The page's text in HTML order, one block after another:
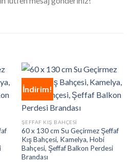
İndirim!
ŞEFFAF KIŞ BAHÇESI
60 x 130 cm Su Geçirmez Şeffaf
Kış Bahçesi, Kamelya, Hobi
Bahçesi, Şeffaf Balkon Perdesi
Brandası